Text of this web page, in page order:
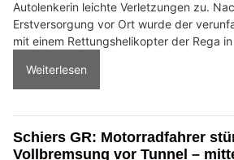
Autolenkerin leichte Verletzungen zu.
Erstversorgung vor Ort wurde der
mit einem Rettungshelikopter der Rega
Weiterlesen
Schiers GR: Motorradfahrer
Vollbremsung vor Tunnel –